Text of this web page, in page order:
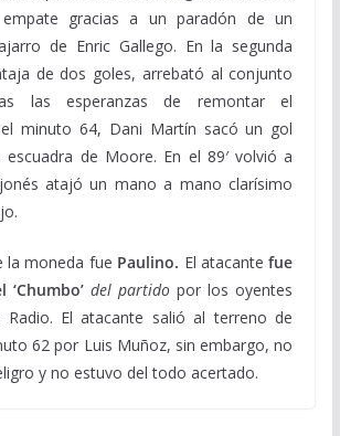
gracias a un paradón de un
de Enric Gallego. En la segunda
de dos goles, arrebató al conjunto
las esperanzas de remontar el
minuto 64, Dani Martín sacó un gol
de Moore. En el 89′ volvió a
atajó un mano a mano clarísimo
la moneda fue Paulino. El atacantefue
del partido por los oyentes
Radio. El atacante salió al terreno de
62 por Luis Muñoz, sin embargo, no
y no estuvo del todo acertado.